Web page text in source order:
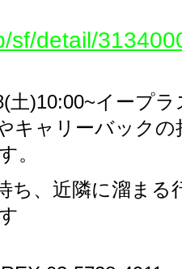
sf/detail/
土)10:00~イー
ャリーバックの
。
、近隣に溜まる